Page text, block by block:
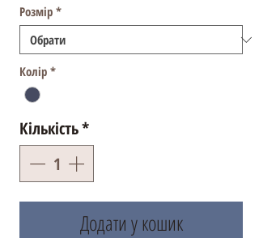
Розмір *
Колір *
Кількість*
Додати у кошик